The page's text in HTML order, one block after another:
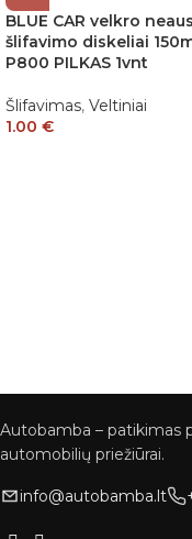
BLUE CAR velkro
šlifavimo diskeliai
P800 PILKAS 1vnt
Šlifavimas, Veltiniai
1.00 €
Autobamba – patikimas
automobilių priežiūrai.
info@autobamba.lt